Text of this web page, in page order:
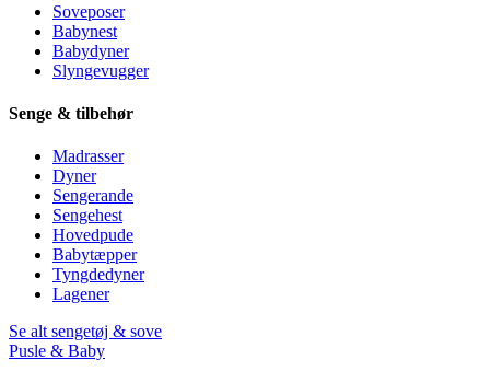
Soveposer
Babynest
Babydyner
Slyngevugger
Senge & tilbehør
Madrasser
Dyner
Sengerande
Sengehest
Hovedpude
Babytæpper
Tyngdedyner
Lagener
Se alt sengetøj & sove
Pusle & Baby